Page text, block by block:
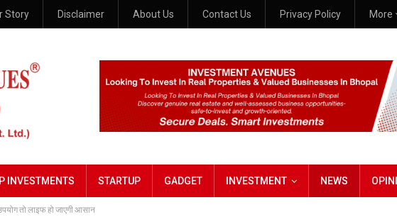
Story Disclaimer About Us Contact Us Privacy Policy More
INVESTMENTS STARTUP GADGET INVESTMENT NEWS
तो लाइफ हो जाएगी आसान